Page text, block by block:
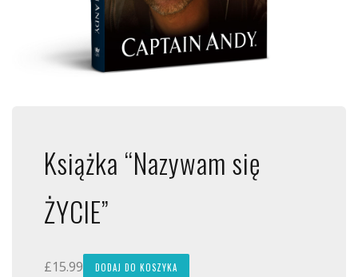
Książka “Nazywam się
ŻYCIE”
£15.99 DODAJ DO KOSZYKA